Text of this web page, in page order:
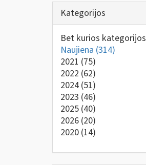
Kategorijos
Bet kurios kategorijos
Naujiena (314)
2021 (75)
2022 (62)
2024 (51)
2023 (46)
2025 (40)
2026 (20)
2020 (14)